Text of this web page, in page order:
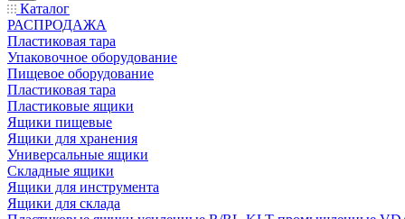
Каталог
РАСПРОДАЖА
Пластиковая тара
Упаковочное оборудование
Пищевое оборудование
Пластиковая тара
Пластиковые ящики
Ящики пищевые
Ящики для хранения
Универсальные ящики
Складные ящики
Ящики для инструмента
Ящики для склада